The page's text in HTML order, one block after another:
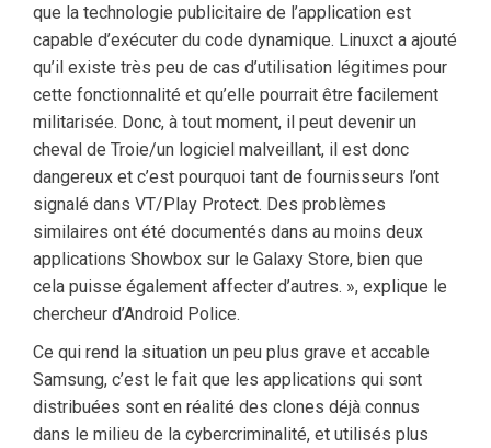
que la technologie publicitaire de l’application est
capable d’exécuter du code dynamique. Linuxct a ajouté
qu’il existe très peu de cas d’utilisation légitimes pour
cette fonctionnalité et qu’elle pourrait être facilement
militarisée. Donc, à tout moment, il peut devenir un
cheval de Troie/un logiciel malveillant, il est donc
dangereux et c’est pourquoi tant de fournisseurs l’ont
signalé dans VT/Play Protect. Des problèmes
similaires ont été documentés dans au moins deux
applications Showbox sur le Galaxy Store, bien que
cela puisse également affecter d’autres. », explique le
chercheur d’Android Police.
Ce qui rend la situation un peu plus grave et accable
Samsung, c’est le fait que les applications qui sont
distribuées sont en réalité des clones déjà connus
dans le milieu de la cybercriminalité, et utilisés plus